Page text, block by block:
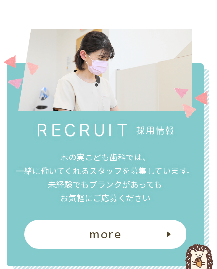
RECRUIT 採用情報
木の実こども歯科では、
一緒に働いてくれるスタッフを募集しています。
未経験でもブランクがあっても
お気軽にご応募ください
more